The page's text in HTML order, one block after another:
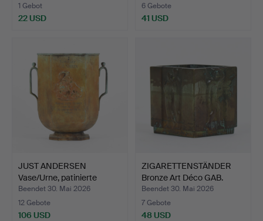
1 Gebot
22 USD
6 Gebote
41 USD
JUST ANDERSEN
Vase/Urne, patinierte
Bronze…
Beendet 30. Mai 2026
12 Gebote
106 USD
ZIGARETTENSTÄNDER
Bronze Art Déco GAB.
Beendet 30. Mai 2026
7 Gebote
48 USD